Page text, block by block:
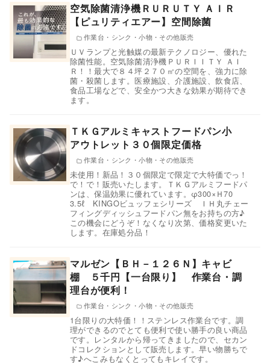
空気除菌清浄機ＲＵＲＵＴＹ ＡＩＲ
【ピュリティエアー】空間除菌
作業台・シンク・小物・その他販売
ＵＶランプと光触媒の最新テクノロジー、優れた
除菌性能。空気除菌清浄機ＰＵＲＩＩＴＹ ＡＩ
Ｒ！！最大で８４坪２７０㎡の空間を、強力に除
菌・殺菌します。医療施設、介護施設、飲食店、
食品工場などで、安全かつ大きな効果が期待でき
ます。
ＴＫＧアルミキャストフードパン小
アウトレット３０個限定価格
作業台・シンク・小物・その他販売
未使用！新品！３０個限定で限定で大特価でっ！
で！で！販売いたします。ＴＫＧアルミフードパ
ンは、保温効果に優れています。φ300×Ｈ70
3.5ℓ KINGOビュッフェシリーズ ＩＨ丸チェー
フィングディッシュフードパン無をお持ちの方♪
この機会にどうぞ！なくなり次第、価格変更いた
します。在庫処分品！
マルゼン【ＢＨ－１２６Ｎ】キャビ
棚 ５千円【一台限り】 作業台・調
理台が便利！
作業台・シンク・小物・その他販売
1台限りの大特価！！ステンレス作業台です。調
理ができるのでとても便利で使い勝手の良い商品
です。レンタルから帰ってきましたので、セカン
ドコレクションとして販売します。早い物勝ちで
す♪へこみもなくとってもキレイです。